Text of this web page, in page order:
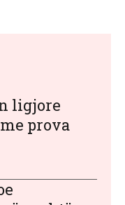
ligjore
prova